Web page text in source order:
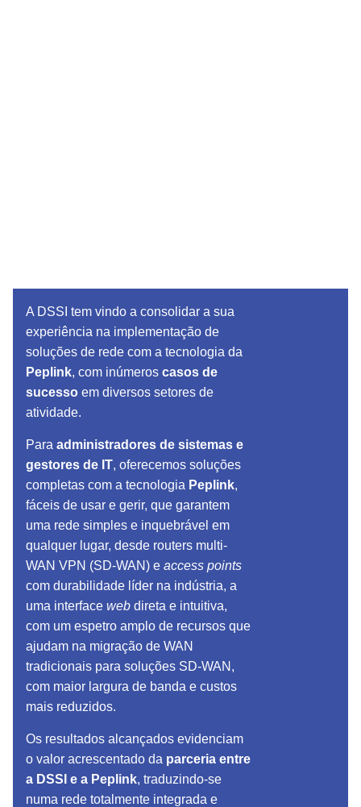
A DSSI tem vindo a consolidar a sua
experiência na implementação de
soluções de rede com a tecnologia da
Peplink, com inúmeros casos de
sucesso em diversos setores de
atividade.
Para administradores de sistemas e
gestores de IT, oferecemos soluções
completas com a tecnologia Peplink,
fáceis de usar e gerir, que garantem
uma rede simples e inquebrável em
qualquer lugar, desde routers multi-
WAN VPN (SD-WAN) e access points
com durabilidade líder na indústria, a
uma interface web direta e intuitiva,
com um espetro amplo de recursos que
ajudam na migração de WAN
tradicionais para soluções SD-WAN,
com maior largura de banda e custos
mais reduzidos.
Os resultados alcançados evidenciam
o valor acrescentado da parceria entre
a DSSI e a Peplink, traduzindo-se
numa rede totalmente integrada e